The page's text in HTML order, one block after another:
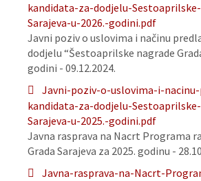
kandidata-za-dodjelu-
Sarajeva-u-2026.-godini.pdf
Javni poziv o uslovima i načinu
dodjelu “Šestoaprilske nagrade
godini - 09.12.2024.
Javni-poziv-o-uslovima-i-
kandidata-za-dodjelu-
Sarajeva-u-2025.-godini.pdf
Javna rasprava na Nacrt Programa
Grada Sarajeva za 2025. godinu -
Javna-rasprava-na-Nacrt-